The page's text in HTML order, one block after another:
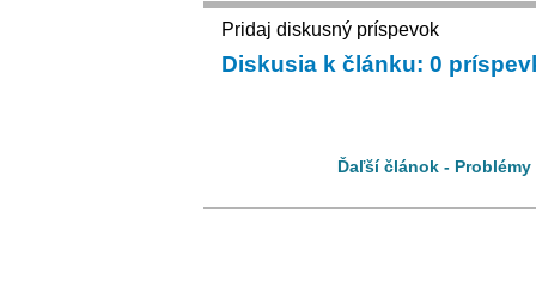
Pridaj diskusný príspevok
Diskusia k článku: 0
Ďaľší článok -